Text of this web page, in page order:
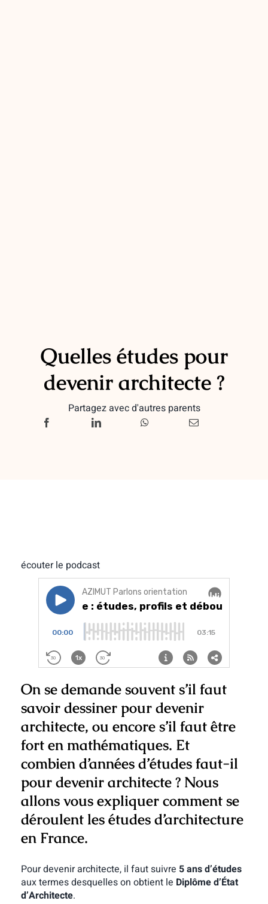
Quelles études pour
devenir architecte ?
Partagez avec d'autres parents
écouter le podcast
On se demande souvent s’il faut
savoir dessiner pour devenir
architecte, ou encore s’il faut être
fort en mathématiques. Et
combien d’années d’études faut-il
pour devenir architecte ? Nous
allons vous expliquer comment se
déroulent les études d’architecture
en France.
Pour devenir architecte, il faut suivre 5 ans d’études
aux termes desquelles on obtient le Diplôme d’État
d’Architecte.